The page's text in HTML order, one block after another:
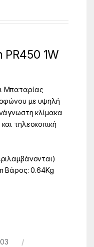
PR450 1W
Μπαταρίας
με υψηλή
κλίμακα
τηλεσκοπική
Βάρος: 0.64Kg